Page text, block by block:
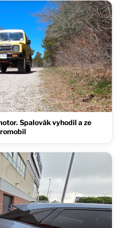
Spalovák vyhodil a ze